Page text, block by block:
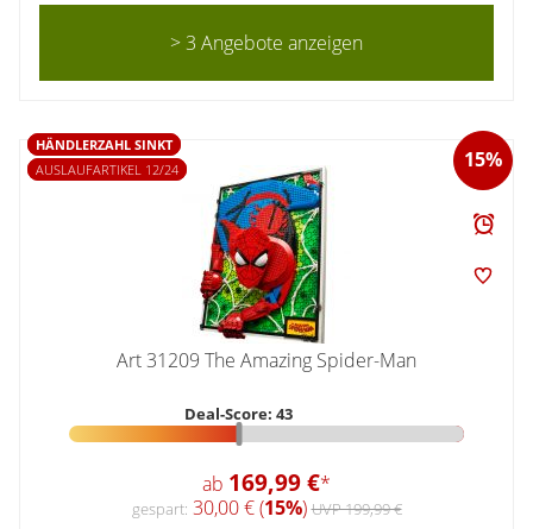
> 3 Angebote anzeigen
15%
HÄNDLERZAHL SINKT
AUSLAUFARTIKEL 12/24
Art 31209 The Amazing Spider-Man
Deal-Score: 43
ab 169,99 €*
gespart: 30,00 € (15%)UVP 199,99 €